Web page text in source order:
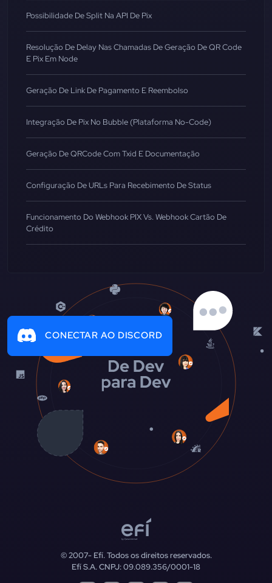
Possibilidade De Split Na API De Pix
Resolução De Delay Nas Chamadas De Geração De QR Code
E Pix Em Node
Geração De Link De Pagamento E Reembolso
Integração De Pix No Bubble (Plataforma No-Code)
Geração De QRCode Com Txid E Documentação
Configuração De URLs Para Recebimento De Status
Funcionamento Do Webhook PIX Vs. Webhook Cartão De
Crédito
CONECTAR AO DISCORD
© 2007-Efí. Todos os direitos reservados.
Efí S.A. CNPJ: 09.089.356/0001-18